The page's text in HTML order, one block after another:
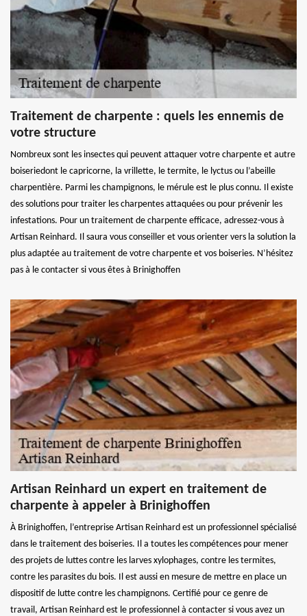
Traitement de charpente : quels les ennemis de
votre structure
Nombreux sont les insectes qui peuvent attaquer votre charpente et autre
boiseriedont le capricorne, la vrillette, le termite, le lyctus ou l’abeille
charpentière. Parmi les champignons, le mérule est le plus connu. Il existe
des solutions pour traiter les charpentes attaquées ou pour prévenir les
infestations. Pour un traitement de charpente efficace, adressez-vous à
Artisan Reinhard. Il saura vous conseiller et vous orienter vers la solution la
plus adaptée au traitement de votre charpente et vos boiseries. N’hésitez
pas à le contacter si vous êtes à Brinighoffen
Artisan Reinhard un expert en traitement de
charpente à appeler à Brinighoffen
À Brinighoffen, l’entreprise Artisan Reinhard est un professionnel spécialisé
dans le traitement des boiseries. Il a toutes les compétences pour mener
des projets de luttes contre les larves xylophages, contre les termites,
contre les parasites du bois. Il est aussi en mesure de mettre en place un
dispositif de lutte contre les champignons. Certifié pour ce genre de
travail, Artisan Reinhard est le professionnel à contacter si vous avez un